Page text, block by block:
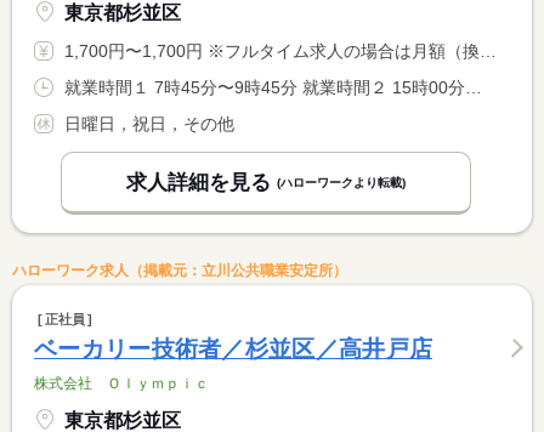
東京都杉並区
1,700円〜1,700円 ※フルタイム求人の場合は月額（換算額）、パート求人の場合は時間額を表示しています。
日曜日，祝日，その他
求人詳細を見る (ハローワークより転載)
ハローワーク求人（掲載元：立川公共職業安定所）
正社員
ベーカリー技術者／杉並区／高井戸店
株式会社 Ｏｌｙｍｐｉｃ
東京都杉並区